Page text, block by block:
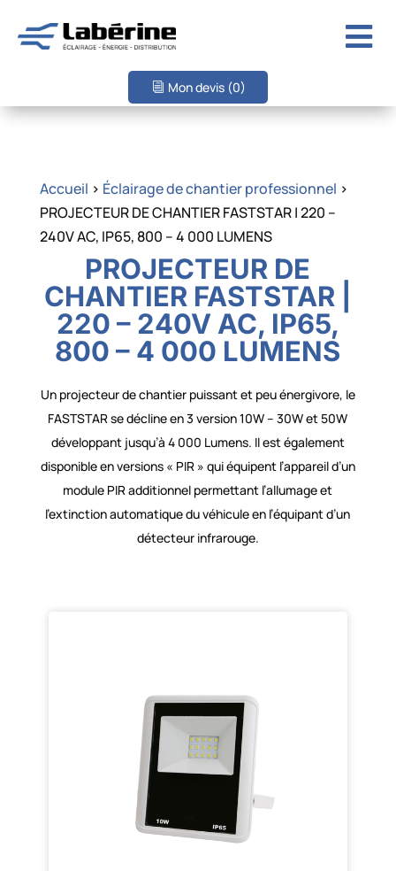

Mon devis (0)
Accueil > Éclairage de chantier professionnel >
PROJECTEUR DE CHANTIER FASTSTAR | 220 –
240V AC, IP65, 800 – 4 000 LUMENS
PROJECTEUR DE
CHANTIER FASTSTAR |
220 – 240V AC, IP65,
800 – 4 000 LUMENS
Un projecteur de chantier puissant et peu énergivore, le
FASTSTAR se décline en 3 version 10W – 30W et 50W
développant jusqu’à 4 000 Lumens. Il est également
disponible en versions « PIR » qui équipent l’appareil d’un
module PIR additionnel permettant l’allumage et
l’extinction automatique du véhicule en l’équipant d’un
détecteur infrarouge.